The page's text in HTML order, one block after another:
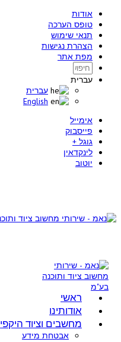
אודות
טופס הערכה
תנאי שימוש
הצהרת נגישות
מפת אתר
עברית
עברית
English
אימייל
פייסבוק
גוגל +
לינקדאין
יוטוב
ראשי
אודותינו
מחשבים וציוד היקפי
אבטחת מידע